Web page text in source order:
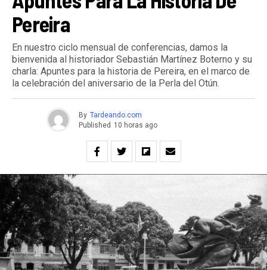
Pereira
En nuestro ciclo mensual de conferencias, damos la
bienvenida al historiador Sebastián Martínez Boterno y su
charla: Apuntes para la historia de Pereira, en el marco de
la celebración del aniversario de la Perla del Otún.
By Tardeando.com
Published 10 horas ago